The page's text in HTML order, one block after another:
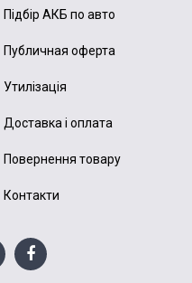
Підбір АКБ по авто
Публичная оферта
Утилізація
Доставка і оплата
Повернення товару
Контакти